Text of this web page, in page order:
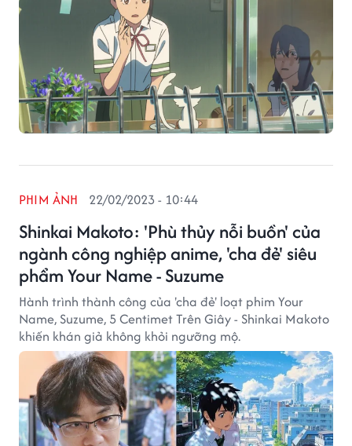
Shinkai Makoto: 'Phù thủy nỗi buồn' của
ngành công nghiệp anime, 'cha đẻ' siêu
phẩm Your Name - Suzume
PHIM ẢNH 22/02/2023 - 10:44
Hành trình thành công của 'cha đẻ' loạt phim Your
Name, Suzume, 5 Centimet Trên Giây - Shinkai Makoto
khiến khán giả không khỏi ngưỡng mộ.